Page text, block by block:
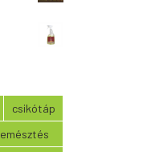
csikótáp
emésztés